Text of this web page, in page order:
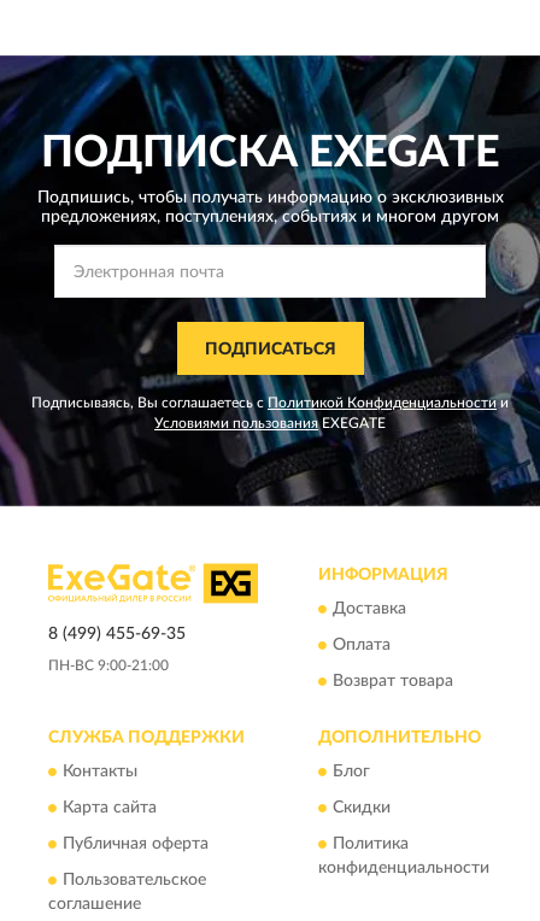
ПОДПИСКАEXEGATE
Подпишись, чтобы получать информацию о эксклюзивных
предложениях, поступлениях, событиях и многом другом
ПОДПИСАТЬСЯ
Подписываясь, Вы соглашаетесь сПолитикой Конфиденциальности и
Условиями пользованияEXEGATE
8 (499) 455-69-35
ПН-ВС 9:00-21:00
ИНФОРМАЦИЯ
Доставка
Оплата
Возврат товара
СЛУЖБА ПОДДЕРЖКИ
Контакты
Карта сайта
Публичная оферта
Пользовательское
соглашение
ДОПОЛНИТЕЛЬНО
Блог
Скидки
Политика
конфиденциальности